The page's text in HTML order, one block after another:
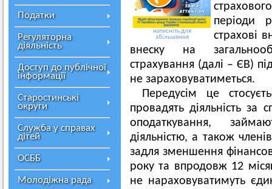
Податки
Регуляторна
діяльність
Доступ до публічної
інформації
Старостинські
округи
Служба у справах
дітей
ОСББ
Молодіжна рада
натисніть для
збільшення
періоди
страхові
внеску на
страхування (далі – ЄВ)
не зараховуватиметься.
Передусім це
провадять діяльність
оподаткування,
діяльністю, а також
задля зменшення
року та впродовж 12
не нараховуватимуть